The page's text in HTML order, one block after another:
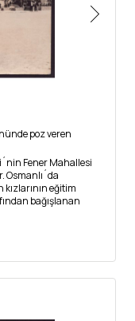
poz veren
Fener Mahallesi
Osmanlı´da
eğitim
bağışlanan
üzerine halefi
Okulun
okula
ismi verilmiştir.